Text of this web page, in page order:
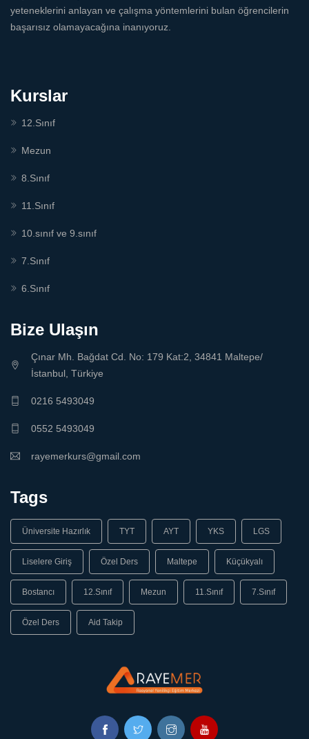
yeteneklerini anlayan ve çalışma yöntemlerini bulan öğrencilerin
başarısız olamayacağına inanıyoruz.
Kurslar
12.Sınıf
Mezun
8.Sınıf
11.Sınıf
10.sınıf ve 9.sınıf
7.Sınıf
6.Sınıf
Bize Ulaşın
Çınar Mh. Bağdat Cd. No: 179 Kat:2, 34841 Maltepe/
İstanbul, Türkiye
0216 5493049
0552 5493049
rayemerkurs@gmail.com
Tags
Üniversite Hazırlık TYT AYT YKS LGS
Liselere Giriş Özel Ders Maltepe Küçükyalı
Bostancı 12.Sınıf Mezun 11.Sınıf 7.Sınıf
Özel Ders Aid Takip